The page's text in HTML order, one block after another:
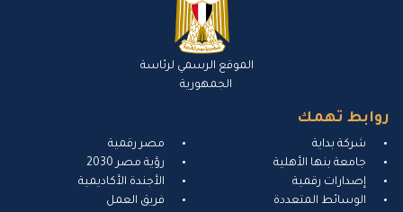
الموقع الرسمي لرئاسة
الجمهورية
تهمك
شركة بداية
جامعة بنها الأهلية
إصدارات رقمية
الوسائط المتعددة
مصر رقمية
رؤية مصر 2030
الأجندة الأكاديمية
فريق العمل